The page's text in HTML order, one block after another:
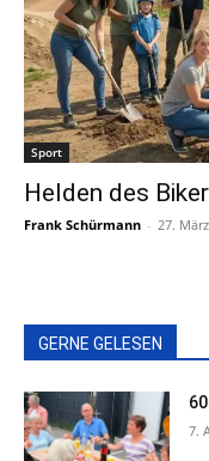
Sport
Helden des
Frank Schürmann - 27.
GERNE GELESEN
7.